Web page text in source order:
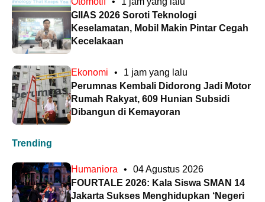
GIIAS 2026 Soroti Teknologi
Keselamatan, Mobil Makin Pintar Cegah
Kecelakaan
Ekonomi •
1 jam yang lalu
Perumnas Kembali Didorong Jadi Motor
Rumah Rakyat, 609 Hunian Subsidi
Dibangun di Kemayoran
Trending
Humaniora •
04 Agustus 2026
FOURTALE 2026: Kala Siswa SMAN 14
Jakarta Sukses Menghidupkan ‘Negeri